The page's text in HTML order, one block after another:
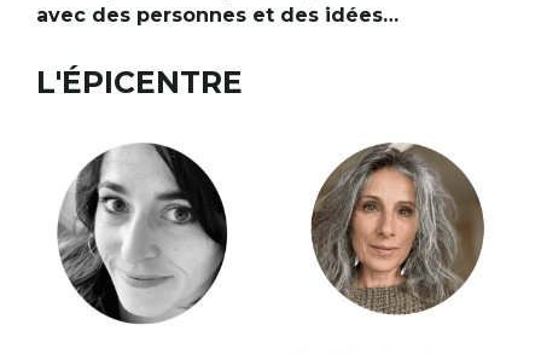
avec des personnes et des idées…
L'ÉPICENTRE